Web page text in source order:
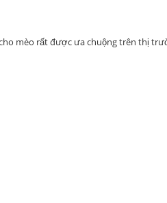
mèo rất được ưa chuộng trên thị